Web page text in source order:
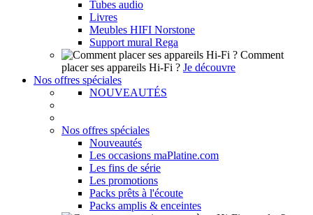
Tubes audio
Livres
Meubles HIFI Norstone
Support mural Rega
Comment
placer ses appareils Hi-Fi ? Je découvre
Nos offres spéciales
NOUVEAUTÉS
Nos offres spéciales
Nouveautés
Les occasions maPlatine.com
Les fins de série
Les promotions
Packs prêts à l'écoute
Packs amplis & enceintes